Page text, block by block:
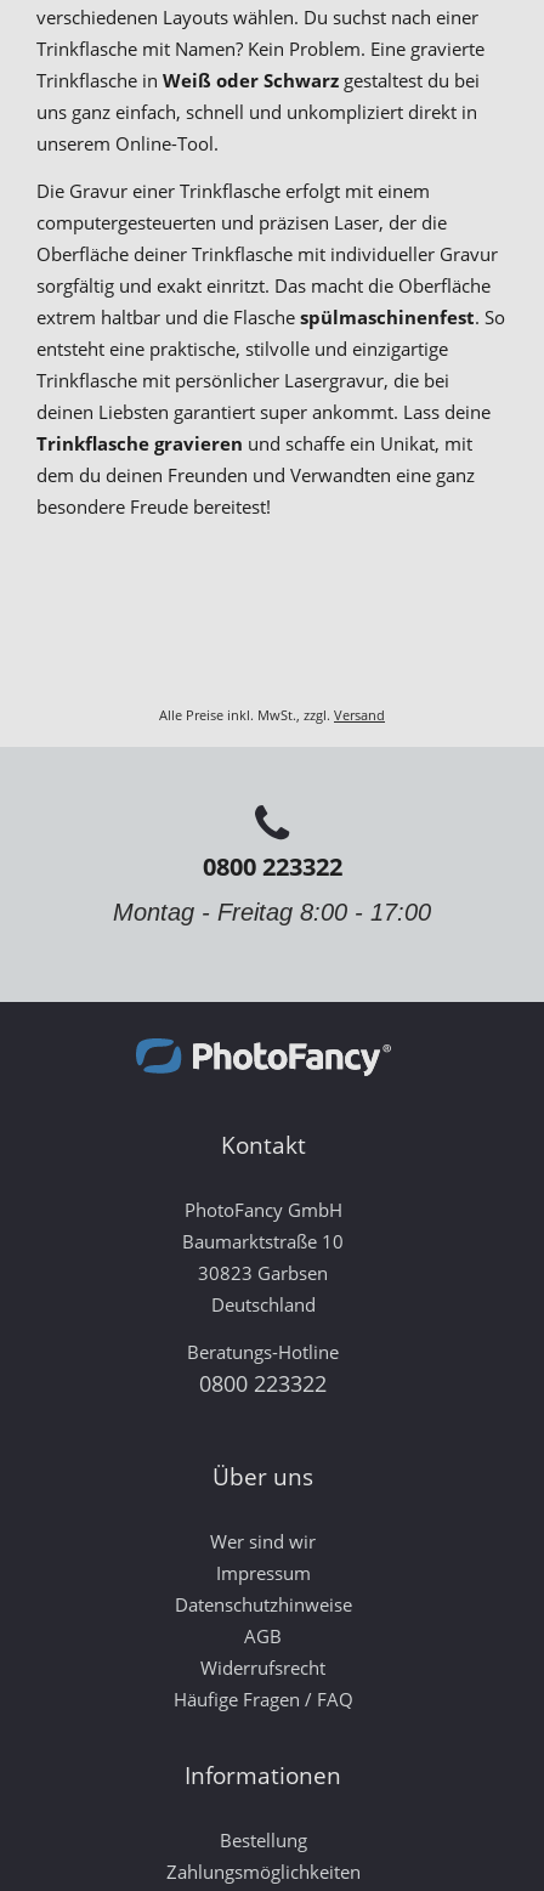
verschiedenen Layouts wählen. Du suchst nach einer
Trinkflasche mit Namen? Kein Problem. Eine gravierte
Trinkflasche in Weiß oder Schwarz gestaltest du bei
uns ganz einfach, schnell und unkompliziert direkt in
unserem Online-Tool.
Die Gravur einer Trinkflasche erfolgt mit einem
computergesteuerten und präzisen Laser, der die
Oberfläche deiner Trinkflasche mit individueller Gravur
sorgfältig und exakt einritzt. Das macht die Oberfläche
extrem haltbar und die Flasche spülmaschinenfest. So
entsteht eine praktische, stilvolle und einzigartige
Trinkflasche mit persönlicher Lasergravur, die bei
deinen Liebsten garantiert super ankommt. Lass deine
Trinkflasche gravieren und schaffe ein Unikat, mit
dem du deinen Freunden und Verwandten eine ganz
besondere Freude bereitest!
Alle Preise inkl. MwSt., zzgl. Versand
0800 223322
Montag - Freitag 8:00 - 17:00
Kontakt
PhotoFancy GmbH
Baumarktstraße 10
30823 Garbsen
Deutschland
Beratungs-Hotline
0800 223322
Über uns
Wer sind wir
Impressum
Datenschutzhinweise
AGB
Widerrufsrecht
Häufige Fragen / FAQ
Informationen
Bestellung
Zahlungsmöglichkeiten